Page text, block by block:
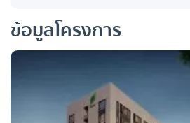
ข้อมูลโครงการ